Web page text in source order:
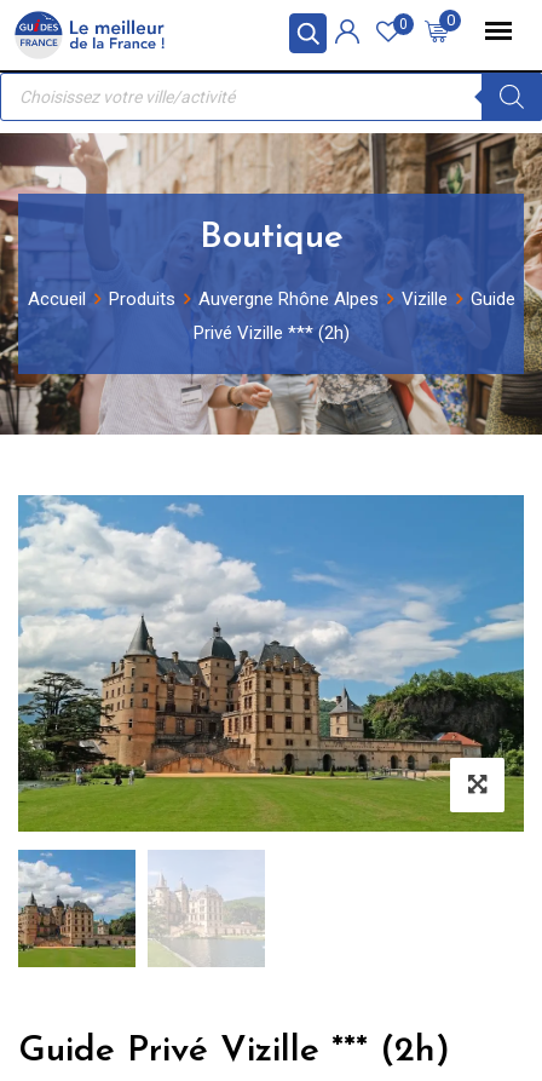
Panneau de gestion des cookies
Skip
content
0
0
Recherche
produits
Boutique
Accueil Produits Auvergne Rhône Alpes Vizille
Guide
Privé Vizille *** (2h)
Guide Privé Vizille *** (2h)